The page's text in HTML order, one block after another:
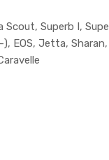
Scout, Superb I,
EOS, Jetta,